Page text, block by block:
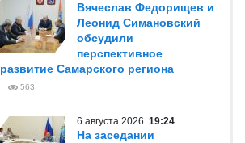
Вячеслав Федорищев и
Леонид Симановский
обсудили
перспективное
развитие Самарского региона
563
6 августа 2026 19:24
На заседании